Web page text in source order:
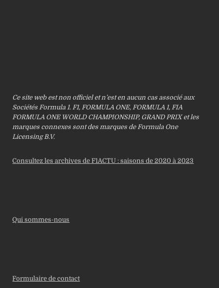
Ce site web est non officiel et n’est en aucun cas associé aux
Sociétés Formula 1. F1, FORMULA ONE, FORMULA 1, FIA
FORMULA ONE WORLD CHAMPIONSHIP, GRAND PRIX et les
marques connexes sont des marques de Formula One
Licensing B.V.
Consultez les archives de F1ACTU : saisons de 2020 à 2023
Qui sommes-nous
Formulaire de contact